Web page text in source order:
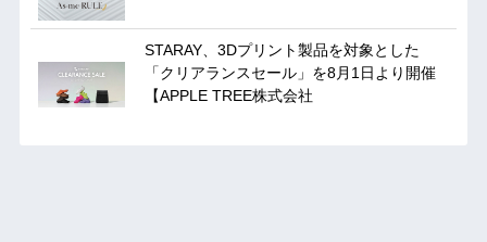
STARAY、3Dプリント製品を対象とした
「クリアランスセール」を8月1日より開催
【APPLE TREE株式会社